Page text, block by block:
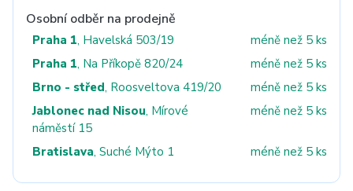
Osobní odběr na prodejně
Praha 1, Havelská 503/19
méně než 5 ks
Praha 1, Na Příkopě 820/24
méně než 5 ks
Brno - střed, Roosveltova 419/20
méně než 5 ks
Jablonec nad Nisou, Mírové
náměstí 15
méně než 5 ks
Bratislava, Suché Mýto 1 méně než 5 ks